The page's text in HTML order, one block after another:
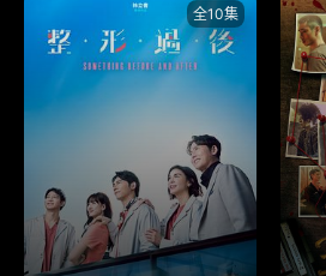
全10集